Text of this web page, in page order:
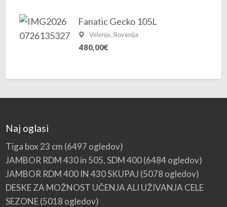
Fanatic Gecko 105L
Velenje, Slovenija
480,00€
Naj oglasi
Tiga box 23 cm (6497 ogledov)
JAMBOR RDM 430 in 505, SDM 400(6484 ogledov)
JAMBOR RDM 400 IN 430 SKUPAJ (5078 ogledov)
DESKE ZA MOŽNOST UČENJA ALI UŽIVANJA CELE
SEZONE(5018 ogledov)